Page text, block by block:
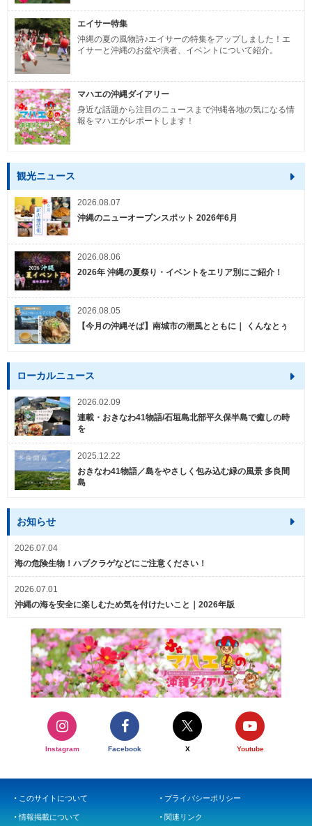
エイサー特集
沖縄の夏の風物詩♪エイサーの特集をアップしました！エ
イサーと沖縄のお盆や演者、イベントについて紹介。
マハエの沖縄ダイアリー
身近な話題から注目のニュースまで沖縄各地の気になる情
報をマハエがレポートします！
観光ニュース
2026.08.07
沖縄のニューオープンスポット 2026年6月
2026.08.06
2026年 沖縄の夏祭り・イベントをエリア別にご紹介！
2026.08.05
【今月の沖縄そば】南城市の潮風とともに｜ くんなとぅ
ローカルニュース
2026.02.09
連載・おきなわ41物語/石垣島北部平久保半島で癒しの時
を
2025.12.22
おきなわ41物語／島をやさしく包み込む緑の風景 多良間
島
お知らせ
2026.07.04
海の危険生物！ハブクラゲなどにご注意ください！
2026.07.01
沖縄の海を安全に楽しむため気を付けたいこと｜2026年版
Instagram Facebook X Youtube
このサイトについて プライバシーポリシー
情報掲載について 関連リンク